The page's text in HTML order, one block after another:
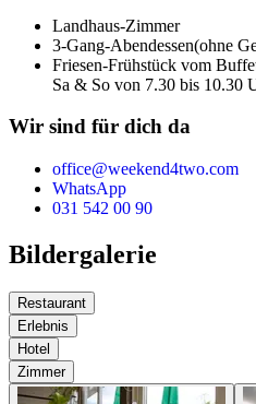
Landhaus-Zimmer
3-Gang-Abendessen(ohne
Friesen-Frühstück vom
Sa & So von 7.30 bis 10.30
Wir sind für dich da
office@weekend4two.com
WhatsApp
031 542 00 90
Bildergalerie
Restaurant
Erlebnis
Hotel
Zimmer